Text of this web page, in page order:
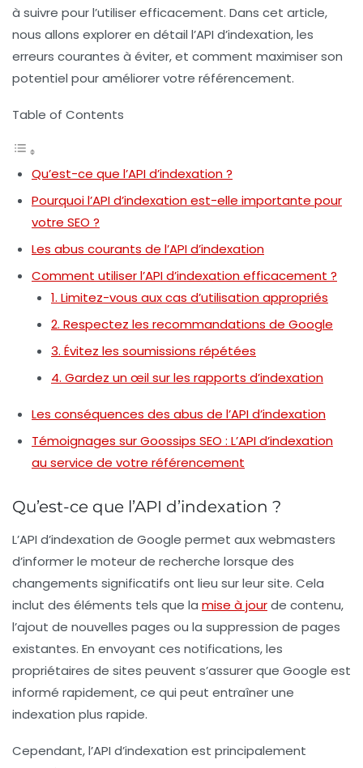
à suivre pour l’utiliser efficacement. Dans cet article,
nous allons explorer en détail l’API d’indexation, les
erreurs courantes à éviter, et comment maximiser son
potentiel pour améliorer votre référencement.
Table of Contents
Qu’est-ce que l’API d’indexation ?
Pourquoi l’API d’indexation est-elle importante pour
votre SEO ?
Les abus courants de l’API d’indexation
Comment utiliser l’API d’indexation efficacement ?
1. Limitez-vous aux cas d’utilisation appropriés
2. Respectez les recommandations de Google
3. Évitez les soumissions répétées
4. Gardez un œil sur les rapports d’indexation
Les conséquences des abus de l’API d’indexation
Témoignages sur Goossips SEO : L’API d’indexation
au service de votre référencement
Qu’est-ce que l’API d’indexation ?
L’API d’indexation de Google permet aux webmasters
d’informer le moteur de recherche lorsque des
changements significatifs ont lieu sur leur site. Cela
inclut des éléments tels que la mise à jourde contenu,
l’ajout de nouvelles pages ou la suppression de pages
existantes. En envoyant ces notifications, les
propriétaires de sites peuvent s’assurer que Google est
informé rapidement, ce qui peut entraîner une
indexation plus rapide.
Cependant, l’API d’indexation est principalement